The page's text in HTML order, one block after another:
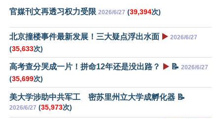
官媒刊文再透习权力受限 2026/6/27 (39,394次)
北京撞楼事件最新发展！三大疑点浮出水面 ▶️ 2026/6/27
(35,633次)
高考查分哭成一片！拼命12年还是没出路？ ▶️ 📝 2026/6/27
(35,699次)
美大学涉助中共军工 密苏里州立大学成孵化器 📝
2026/6/27 (35,973次)